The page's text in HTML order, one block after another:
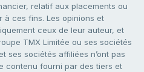
relatif aux placements ou
à ces fins. Les opinions et
ceux de leur auteur, et
TMX Limitée ou ses sociétés
ses sociétés affiliées n’ont pas
contenu fourni par des tiers et